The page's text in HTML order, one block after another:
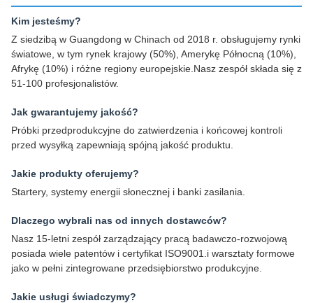
Kim jesteśmy?
Z siedzibą w Guangdong w Chinach od 2018 r. obsługujemy rynki
światowe, w tym rynek krajowy (50%), Amerykę Północną (10%),
Afrykę (10%) i różne regiony europejskie.Nasz zespół składa się z
51-100 profesjonalistów.
Jak gwarantujemy jakość?
Próbki przedprodukcyjne do zatwierdzenia i końcowej kontroli
przed wysyłką zapewniają spójną jakość produktu.
Jakie produkty oferujemy?
Startery, systemy energii słonecznej i banki zasilania.
Dlaczego wybrali nas od innych dostawców?
Nasz 15-letni zespół zarządzający pracą badawczo-rozwojową
posiada wiele patentów i certyfikat ISO9001.i warsztaty formowe
jako w pełni zintegrowane przedsiębiorstwo produkcyjne.
Jakie usługi świadczymy?